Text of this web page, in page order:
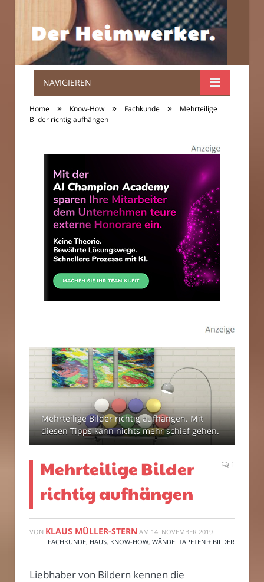
Der
Heimwerker.
NAVIGIEREN
Home » Know-How » Fachkunde »
Mehrteilige
Bilder richtig aufhängen
Mehrteilige Bilder richtig aufhängen. Mit
diesen Tipps kann nichts mehr schief gehen.
Mehrteilige Bilder
richtig aufhängen
1
VON KLAUS MÜLLER-STERN AM 14. NOVEMBER 2019
FACHKUNDE HAUS KNOW-HOW WÄNDE: TAPETEN + BILDER
Liebhaber von Bildern kennen die